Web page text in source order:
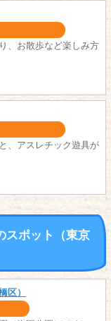
、お散歩など楽しみ方
、アスレチック遊具が
スポット（東京
区）